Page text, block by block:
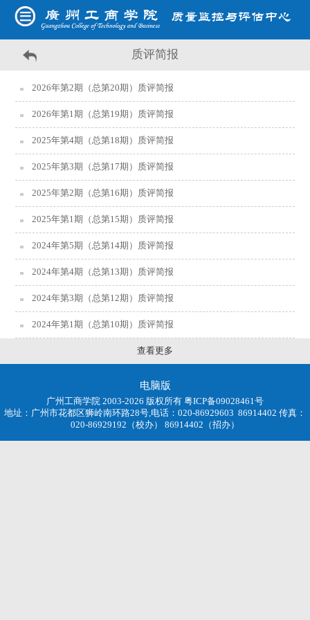
质评简报
2026年第2期（总第20期）质评简报
2026年第1期（总第19期）质评简报
2025年第4期（总第18期）质评简报
2025年第3期（总第17期）质评简报
2025年第2期（总第16期）质评简报
2025年第1期（总第15期）质评简报
2024年第5期（总第14期）质评简报
2024年第4期（总第13期）质评简报
2024年第3期（总第12期）质评简报
2024年第1期（总第10期）质评简报
查看更多
电脑版
广州工商学院 2003-2026 版权所有 粤ICP备09028461号
地址：广州市花都区狮岭南环路28号,电话：020-86929603 86914402 传真：
020-86929192（校办） 86914402（招办）